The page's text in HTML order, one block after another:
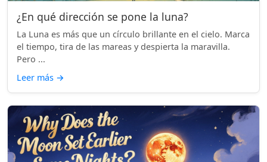
¿En qué dirección se pone la luna?
La Luna es más que un círculo brillante en el cielo. Marca
el tiempo, tira de las mareas y despierta la maravilla.
Pero ...
Leer más →